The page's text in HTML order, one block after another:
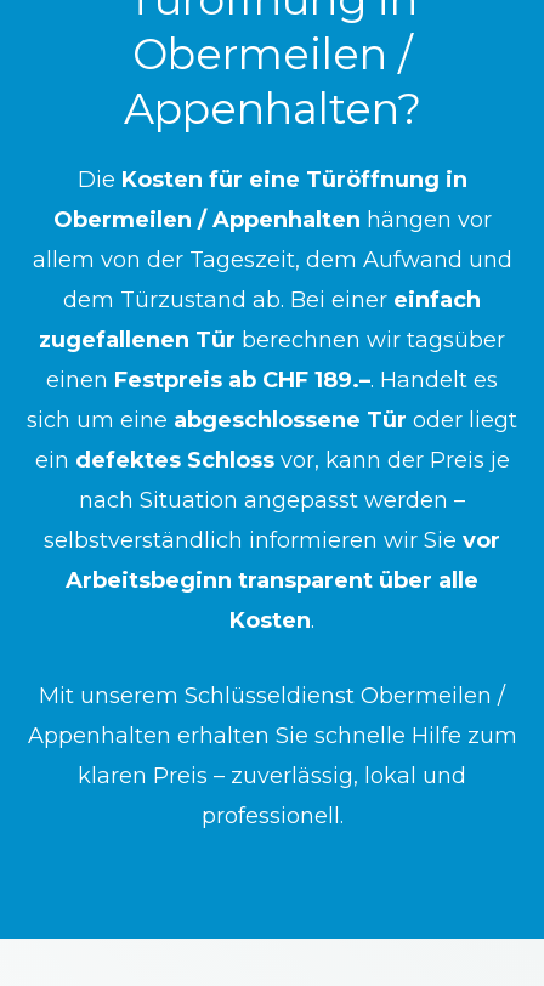
Obermeilen /
Appenhalten?
Die Kosten für eine Türöffnung in
Obermeilen / Appenhalten hängen vor
allem von der Tageszeit, dem Aufwand und
dem Türzustand ab. Bei einer einfach
zugefallenen Tür berechnen wir tagsüber
einen Festpreis ab CHF 189.–. Handelt es
sich um eine abgeschlossene Tür oder liegt
ein defektes Schlossvor, kann der Preis je
nach Situation angepasst werden –
selbstverständlich informieren wir Sie vor
Arbeitsbeginn transparent über alle
Kosten.
Mit unserem Schlüsseldienst Obermeilen /
Appenhalten erhalten Sie schnelle Hilfe zum
klaren Preis – zuverlässig, lokal und
professionell.